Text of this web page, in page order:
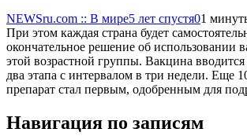
NEWSru.com :: В мире5 лет спустя01
При этом каждая страна будет
окончательное решение об использовании
этой возрастной группы. Вакцина
два этапа с интервалом в три недели. Еще
препарат стал первым, одобренным для
Навигация по записям